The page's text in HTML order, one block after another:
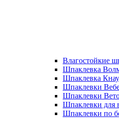
Влагостойкие
Шпаклевка
Шпаклевка
Шпаклевки
Шпаклевки
Шпаклевки для
Шпаклевки по